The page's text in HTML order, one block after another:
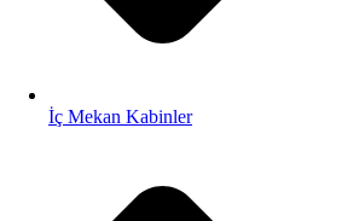
İç Mekan Kabinler